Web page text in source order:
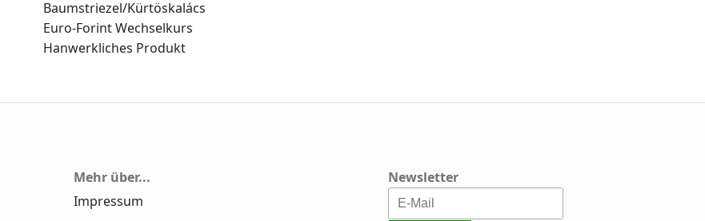
Baumstriezel/Kürtöskalács
Euro-Forint Wechselkurs
Hanwerkliches Produkt
Mehr über...
Impressum
Newsletter